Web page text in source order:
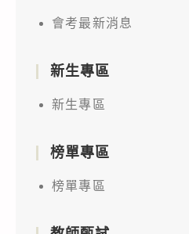
會考最新消息
新生專區
新生專區
榜單專區
榜單專區